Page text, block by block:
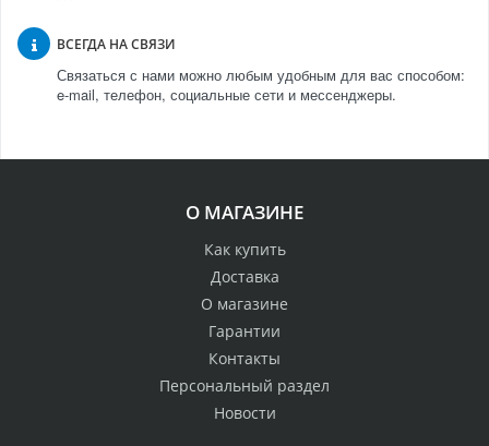
ВСЕГДА НА СВЯЗИ
Связаться с нами можно любым удобным для вас способом:
e-mail, телефон, социальные сети и мессенджеры.
О МАГАЗИНЕ
Как купить
Доставка
О магазине
Гарантии
Контакты
Персональный раздел
Новости